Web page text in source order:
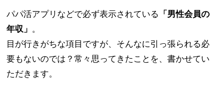
パパ活アプリなどで必ず表示されている 「男性会員の
年収」 。
目が行きがちな項目ですが、そんなに引っ張られる必
要もないのでは？常々思ってきたことを、書かせてい
ただきます。